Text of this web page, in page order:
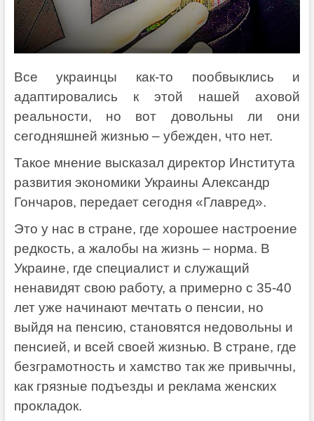
Все украинцы как-то пообвыклись и
адаптировались к этой нашей аховой
реальности, но вот довольны ли они
сегодняшней жизнью – убежден, что нет.
Такое мнение высказал директор Института
развития экономики Украины Александр
Гончаров, передает сегодня «Главред».
Это у нас в стране, где хорошее настроение
редкость, а жалобы на жизнь – норма. В
Украине, где специалист и служащий
ненавидят свою работу, а примерно с 35-40
лет уже начинают мечтать о пенсии, но
выйдя на пенсию, становятся недовольны и
пенсией, и всей своей жизнью. В стране, где
безграмотность и хамство так же привычны,
как грязные подъезды и реклама женских
прокладок.